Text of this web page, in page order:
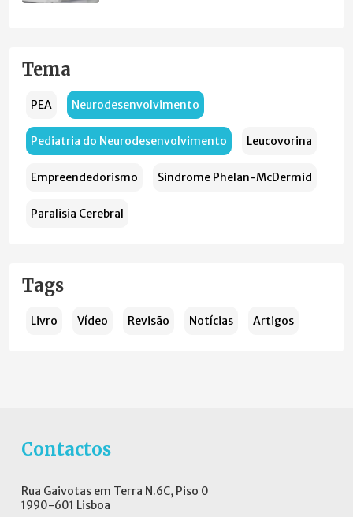
Tema
PEA Neurodesenvolvimento
Pediatria do Neurodesenvolvimento Leucovorina
Empreendedorismo Sindrome Phelan-McDermid
Paralisia Cerebral
Tags
Livro Vídeo Revisão Notícias Artigos
Contactos
Rua Gaivotas em Terra N.6C, Piso 0
1990-601 Lisboa